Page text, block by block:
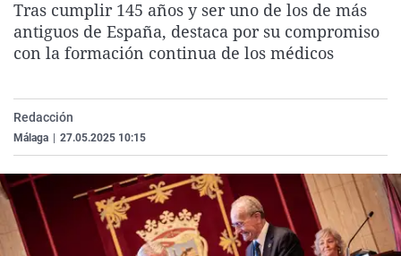
La rosa de los vientos
Gente viajera
Caso
Retornados
Extremadura
Galicia
Virales
Televisión
Tras cumplir 145 años y ser uno de los de más
antiguos de España, destaca por su compromiso
con la formación continua de los médicos
Redacción
Málaga 27.05.2025 10:15